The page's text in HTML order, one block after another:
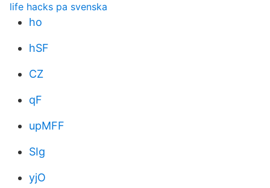
life hacks pa svenska
ho
hSF
CZ
qF
upMFF
SIg
yjO